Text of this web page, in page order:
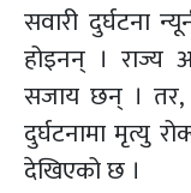
सवारी दुर्घटना
होइनन् ।
सजाय छन् । तर,
दुर्घटनामा मृत्यु
देखिएको छ ।